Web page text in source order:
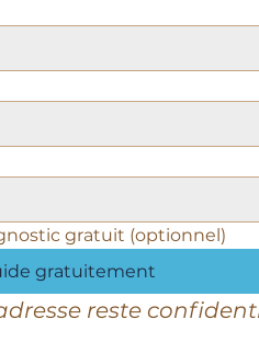
gratuit (optionnel)
gratuitement
reste